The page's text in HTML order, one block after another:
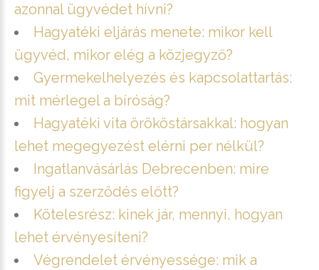
azonnal ügyvédet hívni?
Hagyatéki eljárás menete: mikor kell
ügyvéd, mikor elég a közjegyző?
Gyermekelhelyezés és kapcsolattartás:
mit mérlegel a bíróság?
Hagyatéki vita örököstársakkal: hogyan
lehet megegyezést elérni per nélkül?
Ingatlanvásárlás Debrecenben: mire
figyelj a szerződés előtt?
Kötelesrész: kinek jár, mennyi, hogyan
lehet érvényesíteni?
Végrendelet érvényessége: mik a